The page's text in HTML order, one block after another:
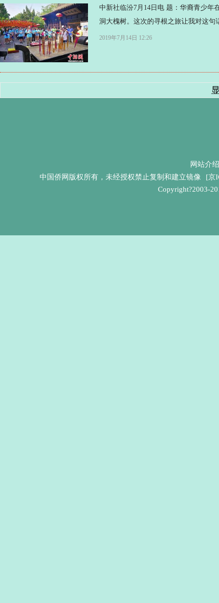
中新社临汾7月14日电 题：华裔青少年
洞大槐树。这次的寻根之旅让我对这
2019年7月14日 12:26
网站介绍
中国侨网版权所有，未经授权禁止复制和建立镜像
[京
Copyright?2003-